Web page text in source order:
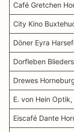
Café Gretchen
City Kino
Döner Eyra
Dorfleben
Drewes
E. von Hein
Eiscafé Dante